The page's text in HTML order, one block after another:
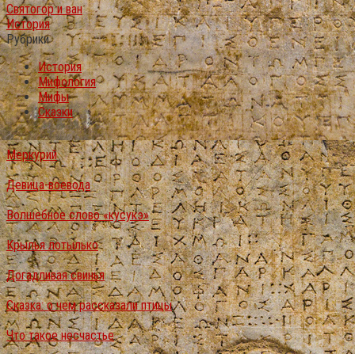
Святогор и ван
История
Рубрики
История
Мифология
Мифы
Сказки
Меркурий
Девица-воевода
Волшебное слово «кусукэ»
Крылья лотылько
Догадливая свинья
Сказка: о чем рассказали птицы
Что такое несчастье